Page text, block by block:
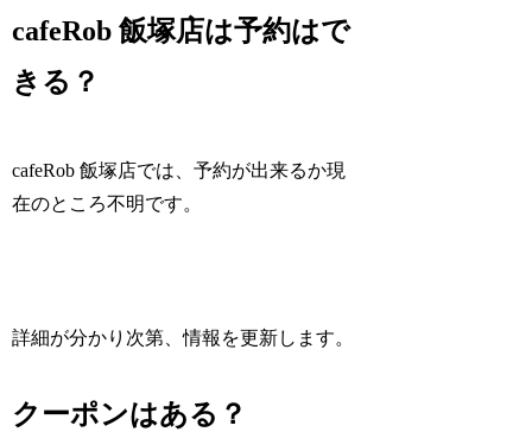
cafeRob 飯塚店は予約はで
きる？
cafeRob 飯塚店では、予約が出来るか現
在のところ不明です。
詳細が分かり次第、情報を更新します。
クーポンはある？